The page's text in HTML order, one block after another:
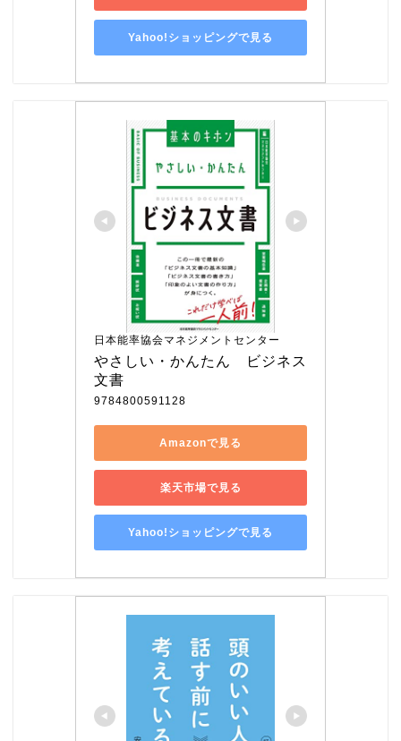
Yahoo!ショッピングで見る
日本能率協会マネジメントセンター
やさしい・かんたん　ビジネス
文書
9784800591128
Amazonで見る
楽天市場で見る
Yahoo!ショッピングで見る